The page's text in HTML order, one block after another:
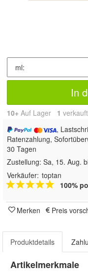
In
10+ Auf Lager 1 verkauft
,
Ratenzahlung,
30 Tagen
Zustellung: Sa, 15. Aug.
Verkäufer: toptan
100%
Merken Preis
Produktdetails
Artikelmerkmale